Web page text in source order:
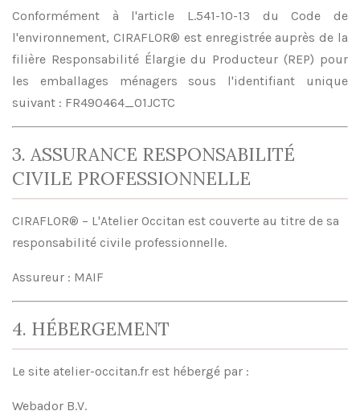
Conformément à l'article L.541-10-13 du Code de
l'environnement, CIRAFLOR® est enregistrée auprès de la
filière Responsabilité Élargie du Producteur (REP) pour
les emballages ménagers sous l'identifiant unique
suivant : FR490464_01JCTC
3. ASSURANCE RESPONSABILITÉ
CIVILE PROFESSIONNELLE
CIRAFLOR® – L'Atelier Occitan est couverte au titre de sa
responsabilité civile professionnelle.
Assureur : MAIF
4. HÉBERGEMENT
Le site atelier-occitan.fr est hébergé par :
Webador B.V.